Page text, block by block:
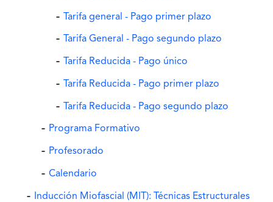
Tarifa general - Pago primer plazo
Tarifa General - Pago segundo plazo
Tarifa Reducida - Pago único
Tarifa Reducida - Pago primer plazo
Tarifa Reducida - Pago segundo plazo
Programa Formativo
Profesorado
Calendario
Inducción Miofascial (MIT): Técnicas Estructurales